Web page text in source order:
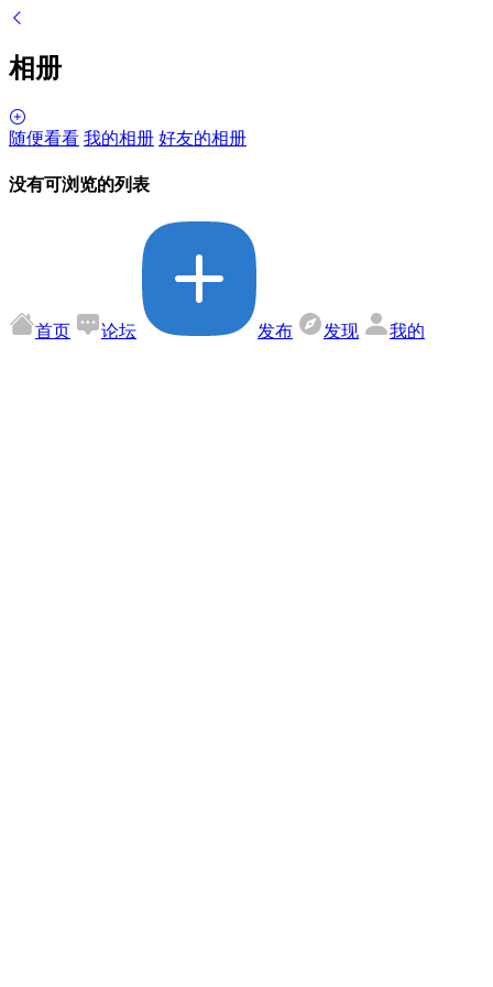
相册
随便看看 我的相册 好友的相册
没有可浏览的列表
首页 论坛 发布 发现 我的